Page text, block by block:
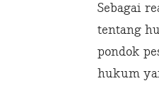
Sebagai
tentang
pondok
hukum